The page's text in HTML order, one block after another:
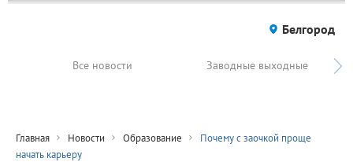
Белгород
Все новости Заводные выходные
Главная Новости Образование
Почему с заочкой проще
начать карьеру